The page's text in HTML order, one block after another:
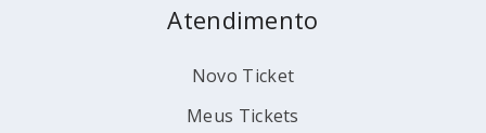
Atendimento
Novo Ticket
Meus Tickets